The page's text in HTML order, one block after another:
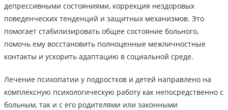
депрессивными состояниями, коррекция нездоровых
поведенческих тенденций и защитных механизмов. Это
помогает стабилизировать общее состояние больного,
помочь ему восстановить полноценные межличностные
контакты и ускорить адаптацию в социальной среде.
Лечение психопатии у подростков и детей направлено на
комплексную психологическую работу как непосредственно с
больным, так и с его родителями или законными